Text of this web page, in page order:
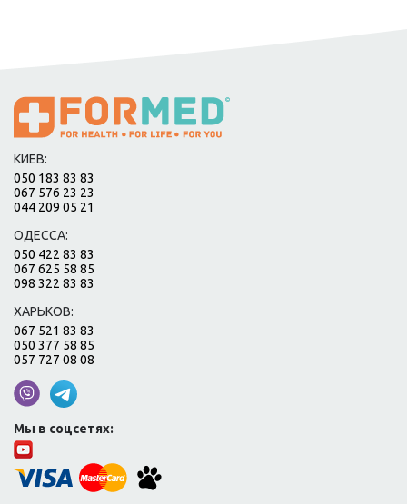
КИЕВ:
050 183 83 83
067 576 23 23
044 209 05 21
ОДЕССА:
050 422 83 83
067 625 58 85
098 322 83 83
ХАРЬКОВ:
067 521 83 83
050 377 58 85
057 727 08 08
Мы в соцсетях: